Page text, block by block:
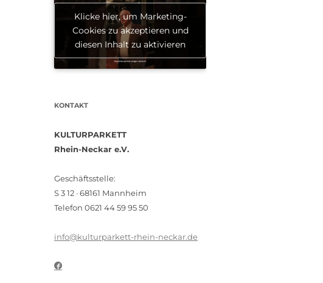
Klicke hier, um Marketing-
Cookies zu akzeptieren und
diesen Inhalt zu aktivieren
KONTAKT
KULTURPARKETT
Rhein-Neckar e.V.
Geschäftsstelle:
S 3 12 · 68161 Mannheim
Telefon 0621 44 59 95 50
info@kulturparkett-rhein-neckar.de